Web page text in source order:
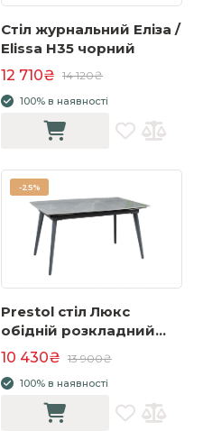
Стіл журнальний Еліза /
Elissa H35 чорний
12 710₴ 14 120₴
100% в наявності
-25%
Prestol стіл Люкс
обідній розкладний
керамічний
1400/2000х900х760
сірий глянець сірі ноги
10 430₴ 13 900₴
100% в наявності